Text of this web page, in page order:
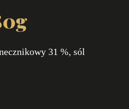
31 %, sól